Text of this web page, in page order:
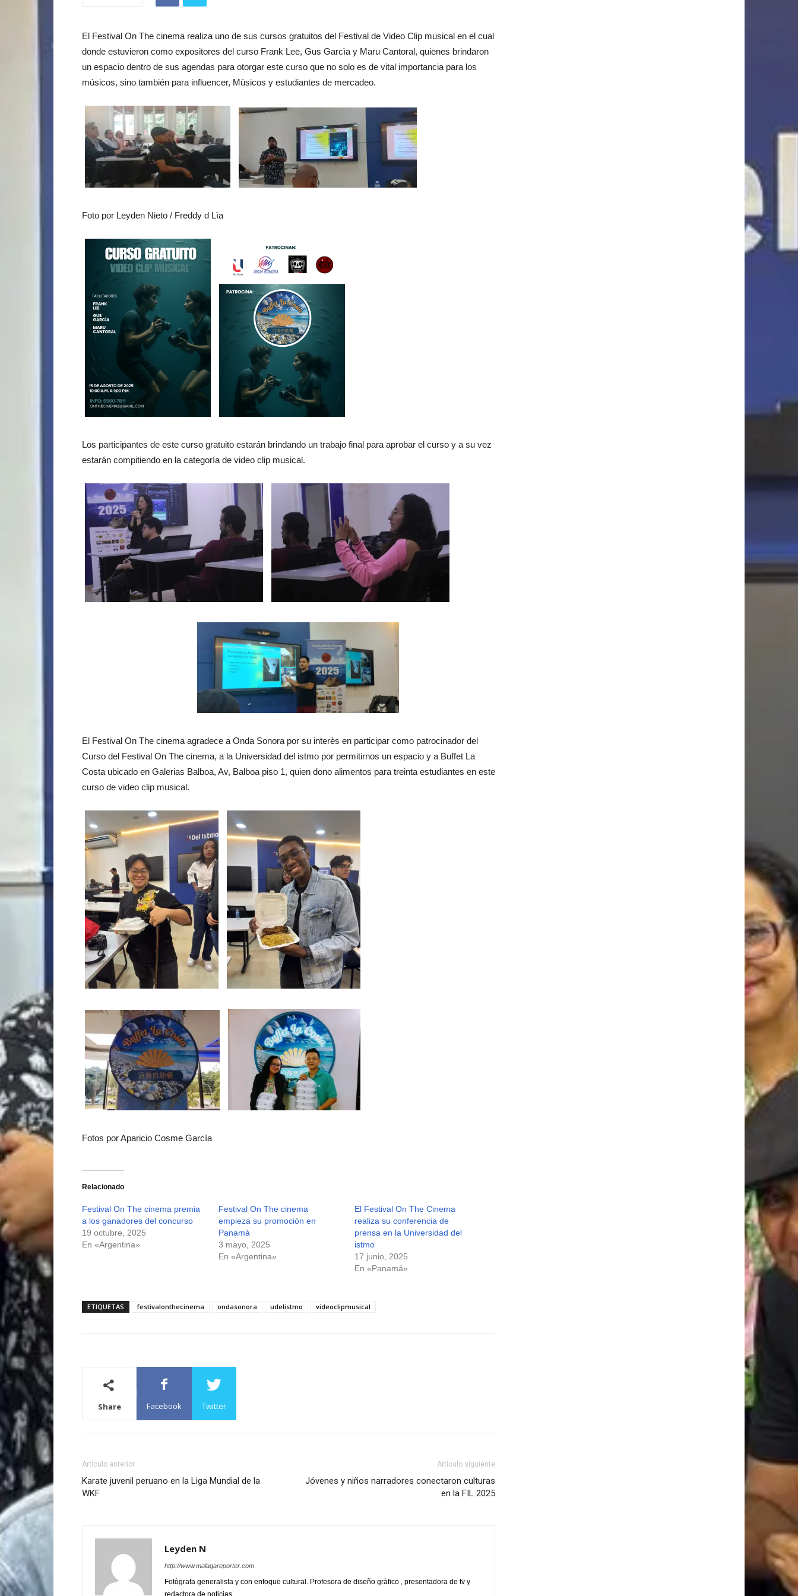
El Festival On The cinema realiza uno de sus cursos gratuitos del Festival de Video Clip musical en el cual
donde estuvieron como expositores del curso Frank Lee, Gus Garcìa y Maru Cantoral, quienes brindaron
un espacio dentro de sus agendas para otorgar este curso que no solo es de vital importancia para los
músicos, sino también para influencer, Mùsicos y estudiantes de mercadeo.
Foto por Leyden Nieto / Freddy d Lìa
Los participantes de este curso gratuito estarán brindando un trabajo final para aprobar el curso y a su vez
estarán compitiendo en la categoría de video clip musical.
El Festival On The cinema agradece a Onda Sonora por su interès en participar como patrocinador del
Curso del Festival On The cinema, a la Universidad del istmo por permitirnos un espacio y a Buffet La
Costa ubicado en Galerias Balboa, Av, Balboa piso 1, quien dono alimentos para treinta estudiantes en este
curso de video clip musical.
Fotos por Aparicio Cosme Garcìa
Relacionado
Festival On The cinema premia
a los ganadores del concurso
19 octubre, 2025
En «Argentina»
Festival On The cinema
empieza su promoción en
Panamà
3 mayo, 2025
En «Argentina»
El Festival On The Cinema
realiza su conferencia de
prensa en la Universidad del
istmo
17 junio, 2025
En «Panamá»
ETIQUETAS festivalonthecinema ondasonora udelistmo videoclipmusical
Share Facebook Twitter
Artículo anterior
Karate juvenil peruano en la Liga Mundial de la
WKF
Artículo siguiente
Jóvenes y niños narradores conectaron culturas
en la FIL 2025
Leyden N
http://www.malagareporter.com
Fotògrafa generalista y con enfoque cultural. Profesora de diseño gràfico , presentadora de tv y